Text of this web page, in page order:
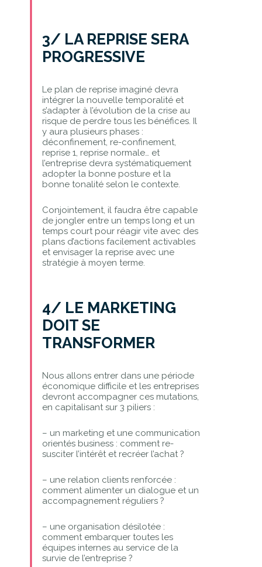
3/ LA REPRISE SERA
PROGRESSIVE
Le plan de reprise imaginé devra
intégrer la nouvelle temporalité et
s’adapter à l’évolution de la crise au
risque de perdre tous les bénéfices. Il
y aura plusieurs phases :
déconfinement, re-confinement,
reprise 1, reprise normale… et
l’entreprise devra systématiquement
adopter la bonne posture et la
bonne tonalité selon le contexte.
Conjointement, il faudra être capable
de jongler entre un temps long et un
temps court pour réagir vite avec des
plans d’actions facilement activables
et envisager la reprise avec une
stratégie à moyen terme.
4/ LE MARKETING
DOIT SE
TRANSFORMER
Nous allons entrer dans une période
économique difficile et les entreprises
devront accompagner ces mutations,
en capitalisant sur 3 piliers :
– un marketing et une communication
orientés business : comment re-
susciter l’intérêt et recréer l’achat ?
– une relation clients renforcée :
comment alimenter un dialogue et un
accompagnement réguliers ?
– une organisation désilotée :
comment embarquer toutes les
équipes internes au service de la
survie de l’entreprise ?